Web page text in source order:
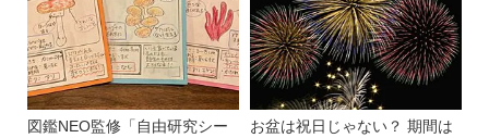
図鑑NEO監修「自由研究シー
お盆は祝日じゃない？ 期間は